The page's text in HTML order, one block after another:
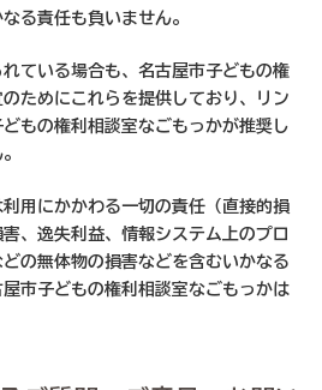
る責任も負いません。
ている場合も、名古屋市子どもの権
ためにこれらを提供しており、リン
もの権利相談室なごもっかが推奨し
用にかかわる一切の責任（直接的損
、逸失利益、情報システム上のプロ
の無体物の損害などを含むいかなる
市子どもの権利相談室なごもっかは